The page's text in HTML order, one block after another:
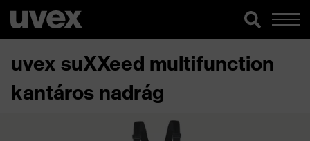
uvex suXXeed multifunction
kantáros nadrág